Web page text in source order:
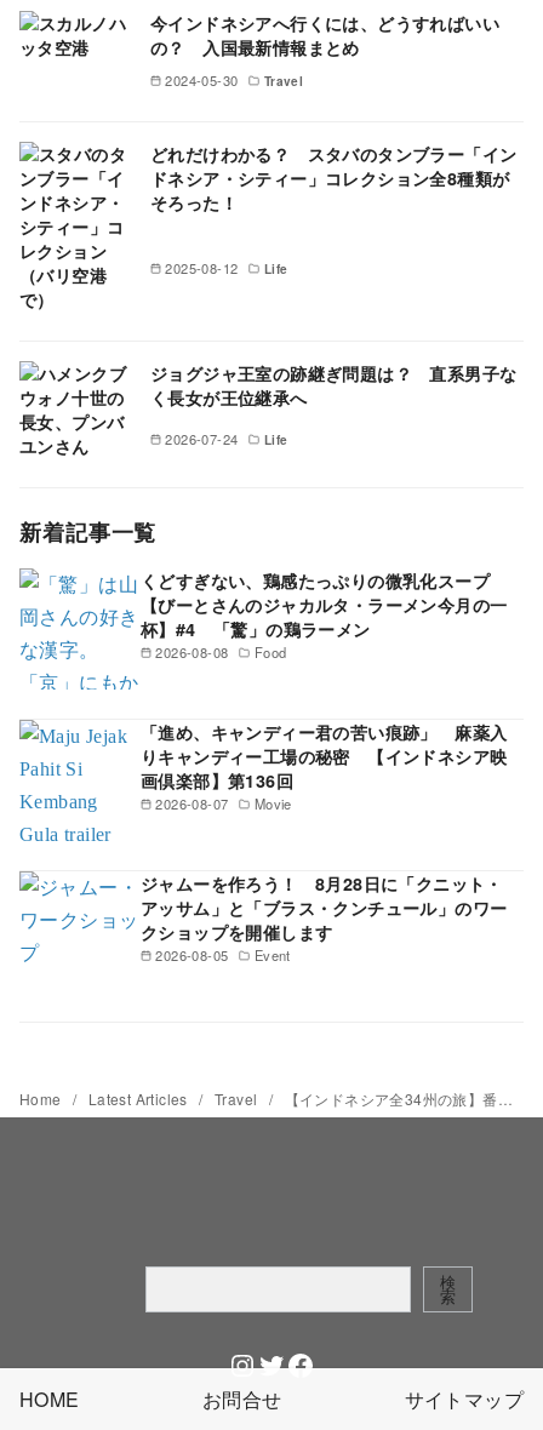
今インドネシアへ行くには、どうすればいい
の？ 入国最新情報まとめ
2024-05-30 Travel
どれだけわかる？ スタバのタンブラー「イン
ドネシア・シティー」コレクション全8種類が
そろった！
2025-08-12 Life
ジョグジャ王室の跡継ぎ問題は？ 直系男子な
く長女が王位継承へ
2026-07-24 Life
新着記事一覧
2026-08-08 Food
くどすぎない、鶏感たっぷりの微乳化スープ
【びーとさんのジャカルタ・ラーメン今月の一
杯】#4 「驚」の鶏ラーメン
2026-08-07 Movie
「進め、キャンディー君の苦い痕跡」 麻薬入
りキャンディー工場の秘密 【インドネシア映
画倶楽部】第136回
2026-08-05 Event
ジャムーを作ろう！ 8月28日に「クニット・
アッサム」と「ブラス・クンチュール」のワー
クショップを開催します
Home Latest Articles Travel 【インドネシア全34州の旅】番外編 鍋山俊雄さん選 インドネシアで絶対に行っとくべき場所
索
検
索
InstagramTwitter Facebook
HOME お問合せ サイトマップ